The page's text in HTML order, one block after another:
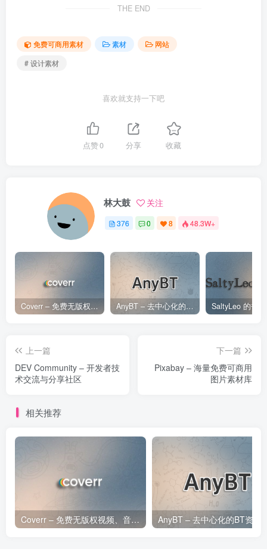
THE END
免费可商用素材 素材
网站
# 设计素材
喜欢就支持一下吧
点赞0 分享 收藏
林大鼓 关注
376 0 8 48.3W+
Coverr – 免费无版权视频、音乐、图片下载网站 AnyBT – 去中心化的BT资源下载网站
上一篇
DEV Community – 开发者技
术交流与分享社区
下一篇
Pixabay – 海量免费可商用
图片素材库
相关推荐
Coverr – 免费无版权视频、音乐、图片下载网站